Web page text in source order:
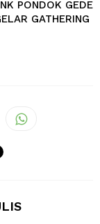
PONDOK GEDE
GATHERING